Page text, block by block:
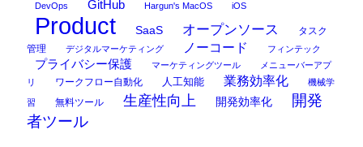
DevOps GitHub Hargun's MacOS iOS
Product SaaS オープンソース
タスク
管理
デジタルマーケティング ノーコード フィンテック
プライバシー保護 マーケティングツール
メニューバーアプ
リ
ワークフロー自動化 人工知能 業務効率化 機械学
習 無料ツール 生産性向上 開発効率化
開発
者ツール